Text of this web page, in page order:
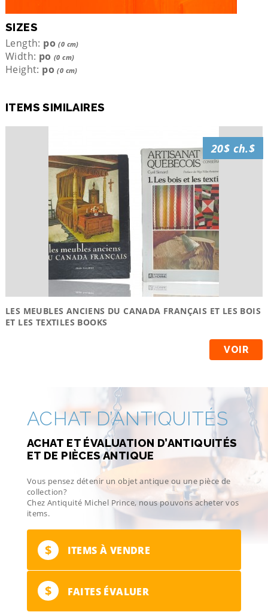
SIZES
Length: po(0 cm)
Width: po (0 cm)
Height: po(0 cm)
ITEMS SIMILAIRES
LES MEUBLES ANCIENS DU CANADA FRANÇAIS ET LES BOIS
ET LES TEXTILES BOOKS
VOIR
20$ ch.$
ACHAT D’ANTIQUITÉS
ACHAT ET ÉVALUATION D’ANTIQUITÉS
ET DE PIÈCES ANTIQUE
Vous pensez détenir un objet antique ou une pièce de
collection?
Chez Antiquité Michel Prince, nous pouvons acheter vos
items.
$ ITEMS À VENDRE
$ FAITES ÉVALUER